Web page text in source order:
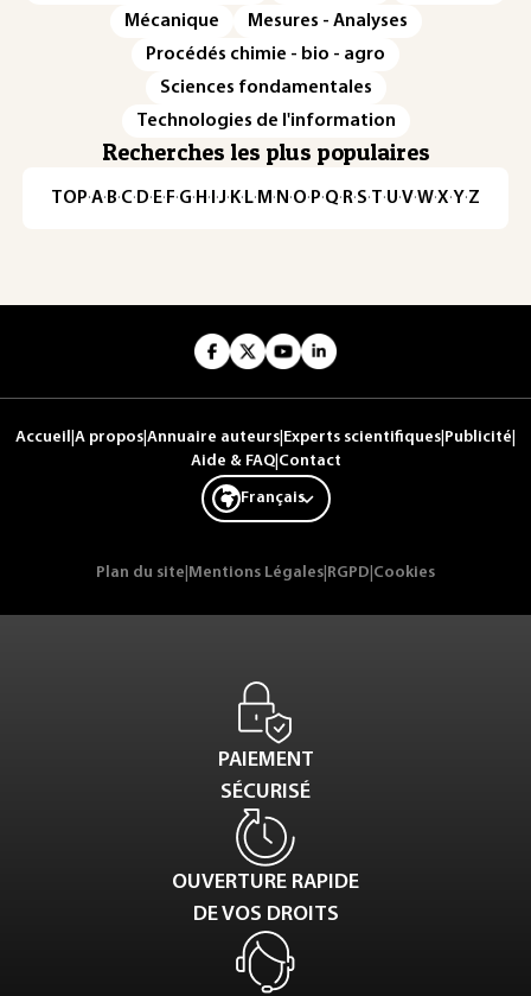
Mécanique
Mesures - Analyses
Procédés chimie - bio - agro
Sciences fondamentales
Technologies de l'information
Recherches les plus populaires
TOP·A·B·C· D· E· F·G· H · ·J· K· L· M · N ·O· P·Q· R·S·T·U·V·W·X·Y·Z
Accueil A propos Annuaire auteurs Experts scientifiques Publicité
Aide & FAQ| Contact
Français
Plan du site Mentions Légales RGPD Cookies
PAIEMENT
SÉCURISÉ
OUVERTURE RAPIDE
DE VOS DROITS